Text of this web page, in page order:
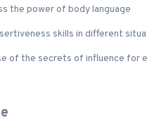
the power of body language
skills in different
of the secrets of influence for